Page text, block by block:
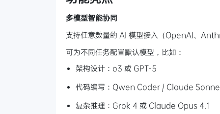
多模型智能协同
支持任意数量的 AI 模型接入（OpenAI、
可为不同任务配置默认模型，比如：
架构设计：o3 或 GPT-5
代码编写：Qwen Coder / Claude
复杂推理：Grok 4 或 Claude Opus 4.1